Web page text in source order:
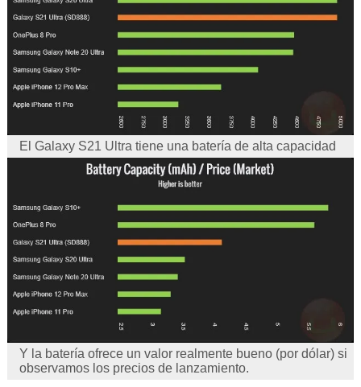
El Galaxy S21 Ultra tiene una batería de alta capacidad
Y la batería ofrece un valor realmente bueno (por dólar) si
observamos los precios de lanzamiento.